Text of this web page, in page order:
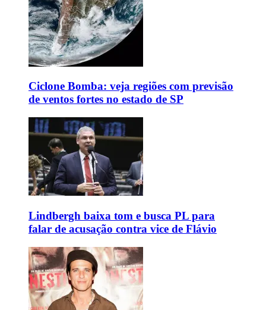
Ciclone Bomba: veja regiões com previsão
de ventos fortes no estado de SP
Lindbergh baixa tom e busca PL para
falar de acusação contra vice de Flávio